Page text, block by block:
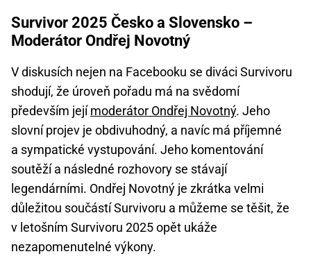
Survivor 2025 Česko a Slovensko –
Moderátor Ondřej Novotný
V diskusích nejen na Facebooku se diváci Survivoru
shodují, že úroveň pořadu má na svědomí
především jejímoderátor Ondřej Novotný. Jeho
slovní projev je obdivuhodný, a navíc má příjemné
a sympatické vystupování. Jeho komentování
soutěží a následné rozhovory se stávají
legendárními. Ondřej Novotný je zkrátka velmi
důležitou součástí Survivoru a můžeme se těšit, že
v letošním Survivoru 2025 opět ukáže
nezapomenutelné výkony.